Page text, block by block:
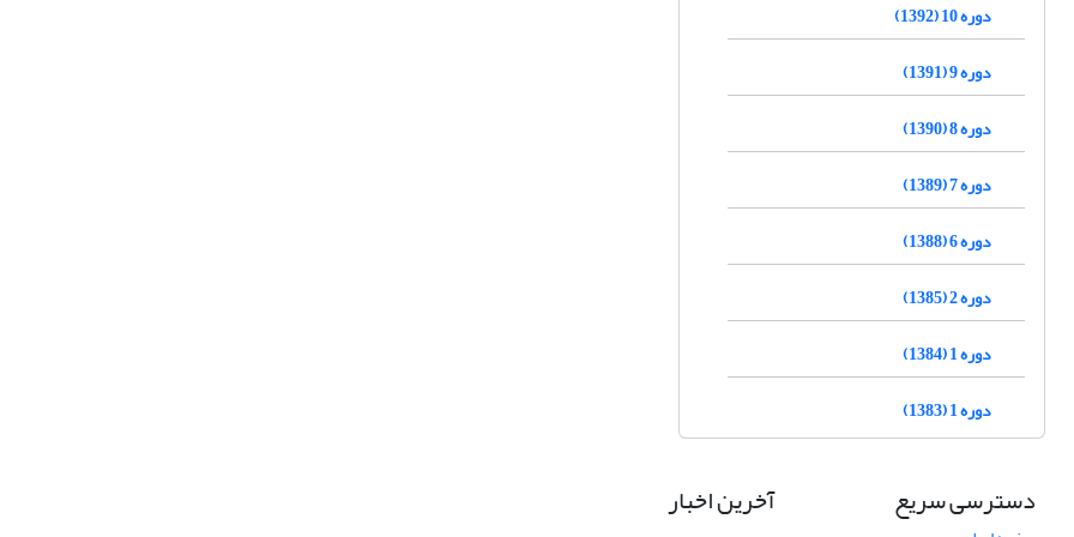
دوره 10 (1392)
دوره 9 (1391)
دوره 8 (1390)
دوره 7 (1389)
دوره 6 (1388)
دوره 2 (1385)
دوره 1 (1384)
دوره 1 (1383)
دسترسی سریع آخرین اخبار